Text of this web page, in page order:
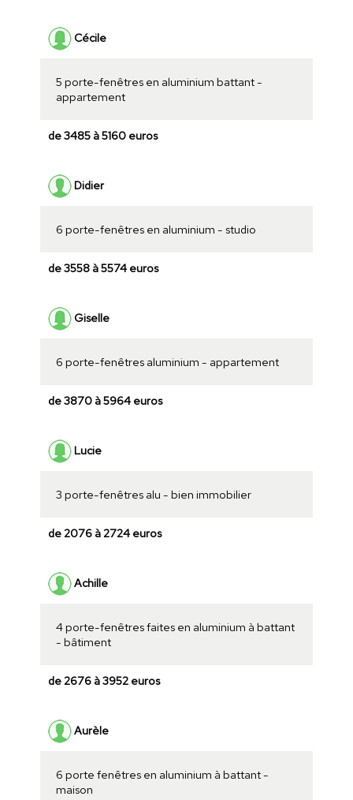
Cécile
5 porte-fenêtres en aluminium battant -
appartement
de 3485 à 5160 euros
Didier
6 porte-fenêtres en aluminium - studio
de 3558 à 5574 euros
Giselle
6 porte-fenêtres aluminium - appartement
de 3870 à 5964 euros
Lucie
3 porte-fenêtres alu - bien immobilier
de 2076 à 2724 euros
Achille
4 porte-fenêtres faites en aluminium à battant
- bâtiment
de 2676 à 3952 euros
Aurèle
6 porte fenêtres en aluminium à battant -
maison